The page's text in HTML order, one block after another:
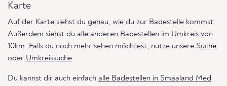
Karte
Auf der Karte siehst du genau, wie du zur Badestelle kommst.
Außerdem siehst du alle anderen Badestellen im Umkreis von
10km. Falls du noch mehr sehen möchtest, nutze unsere Suche
oder Umkreissuche.
Du kannst dir auch einfach alle Badestellen in Smaaland Med